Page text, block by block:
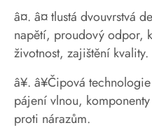
â¤. â¤ tlustá dvouvrstvá
napětí, proudový odpor,
životnost, zajištění kvality.
â¥. â¥Čipová
pájení vlnou,
proti nárazům.